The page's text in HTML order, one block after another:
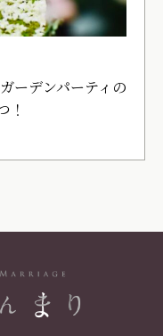
ーデンパーティの
！